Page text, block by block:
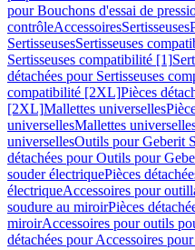
pour Bouchons d'essai de
contrôleAccessoiresSertisseuses
SertisseusesSertisseuses
Sertisseuses compatibilité [1]
détachées pour Sertisseuses
compatibilité [2XL]Pièces
[2XL]Mallettes universelles
universellesMallettes
universellesOutils pour Geberit
détachées pour Outils pour
souder électriquePièces
électriqueAccessoires pour
soudure au miroirPièces
miroirAccessoires pour outils
détachées pour Accessoires